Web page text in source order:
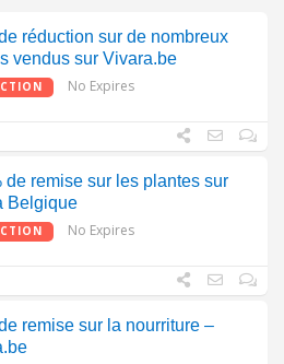
réduction sur de nombreux
vendus sur Vivara.be
No Expires
de remise sur les plantes sur
Belgique
No Expires
remise sur la nourriture –